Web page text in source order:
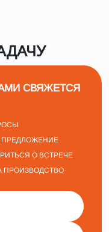
СВЯЖЕТСЯ
ПРЕДЛОЖЕНИЕ
О ВСТРЕЧЕ
ПРОИЗВОДСТВО